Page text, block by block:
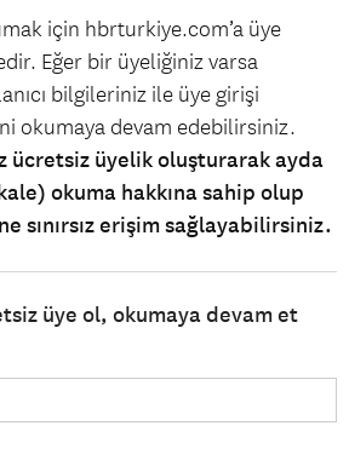
için hbrturkiye.com’a üye
Eğer bir üyeliğiniz varsa
bilgileriniz ile üye girişi
okumaya devam edebilirsiniz.
ücretsiz üyelik oluşturarak ayda
okuma hakkına sahip olup
sınırsız erişim sağlayabilirsiniz.
üye ol, okumaya devam et